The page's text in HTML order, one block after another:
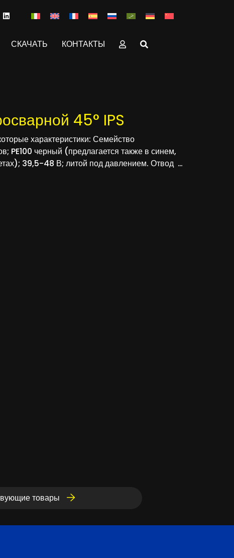
СКАЧАТЬ КОНТАКТЫ
45° IPS
характеристики: Семейство
PE100 черный (предлагается также в синем,
39,5-48 В; литой под давлением. Отвод …
товары